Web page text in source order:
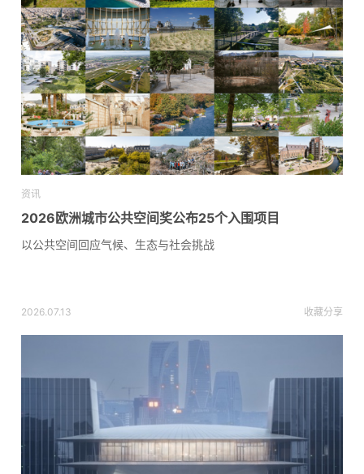
资讯
2026欧洲城市公共空间奖公布25个入围项目
以公共空间回应气候、生态与社会挑战
2026.07.13 收藏分享